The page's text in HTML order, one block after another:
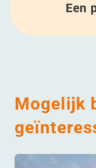
Een
Mogelijk